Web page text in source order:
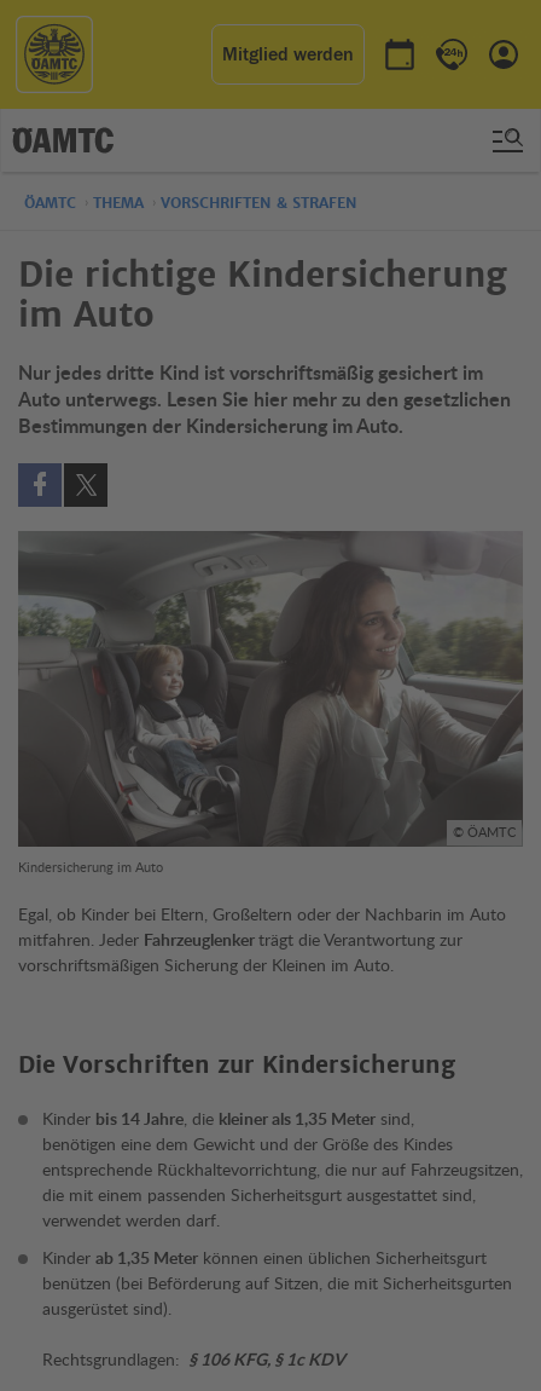
Mitglied werden
Termin buchen
Kontakt &
ÖAMTC THEMA VORSCHRIFTEN & STRAFEN
Die richtige Kindersicherung
im Auto
Nur jedes dritte Kind ist vorschriftsmäßig gesichert im
Auto unterwegs. Lesen Sie hier mehr zu den gesetzlichen
Bestimmungen der Kindersicherung im Auto.
Auf Facebook teilen (öffnet in neuem Fenster)
Auf X teilen (öffnet in neuem Fenster)
© ÖAMTC
Kindersicherung im Auto
Egal, ob Kinder bei Eltern, Großeltern oder der Nachbarin im Auto
mitfahren. Jeder Fahrzeuglenkerträgt die Verantwortung zur
vorschriftsmäßigen Sicherung der Kleinen im Auto.
Die Vorschriften zur Kindersicherung
Kinder bis 14 Jahre, die kleiner als 1,35 Meter sind,
benötigen eine dem Gewicht und der Größe des Kindes
entsprechende Rückhaltevorrichtung, die nur auf Fahrzeugsitzen,
die mit einem passenden Sicherheitsgurt ausgestattet sind,
verwendet werden darf.
Kinder ab 1,35 Meter können einen üblichen Sicherheitsgurt
benützen (bei Beförderung auf Sitzen, die mit Sicherheitsgurten
ausgerüstet sind).
Rechtsgrundlagen: § 106 KFG, § 1c KDV